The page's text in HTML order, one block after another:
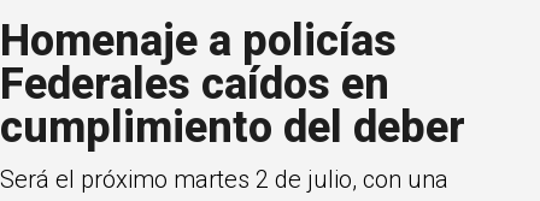
Homenaje a policías
Federales caídos en
cumplimiento del deber
Será el próximo martes 2 de julio, con una